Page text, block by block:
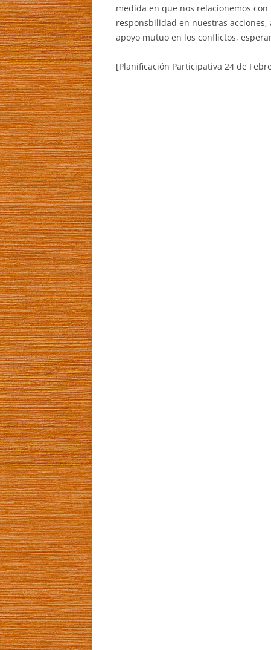
medida en que nos relacionemos
responsbilidad en nuestras
apoyo mutuo en los conflictos,
[Planificación Participativa 24 de